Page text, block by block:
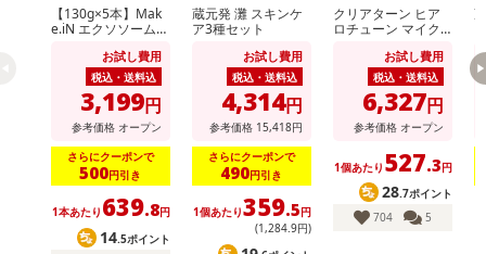
・原産国（最終加工地）：日本
・原材料/材質/素材：
水、シクロペンタシロキサン、パルミチン酸エチルヘキシル、メ
トキシケイヒ酸エチルヘキシル、 セチルPEG/PPG-10/1ジメチコ
【130g×5本】Mak
e.iN エクソソーム×
お試し費用
税込・送料込
3,199円
参考価格 オープン
さらにクーポンで
500円引き
1本あたり 639.8円
14.5ポイント
蔵元発 灘 スキンケ
ア3種セット
お試し費用
税込・送料込
4,314円
参考価格 15,418円
さらにクーポンで
490円引き
1個あたり359.5円
(1,284.9円)
クリアターン ヒア
ロチューン マイク
分(2枚入)お試し費用
税込・送料込
6,327円
参考価格 オープン
1個あたり 527.3円
28.7ポイント
704
5